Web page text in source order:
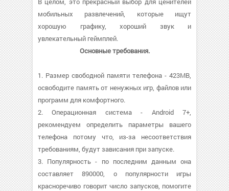
мобильных развлечений, которые ищут
хорошую графику, хороший звук и
увлекательный геймплей.
Основные требования.
1. Размер свободной памяти телефона - 423MB,
освободите память от ненужных игр, файлов или
программ для комфортного.
2. Операционная система - Android 7+,
рекомендуем определить параметры вашего
телефона потому что, из-за несоответствия
требованиям, будут зависания при запуске.
3. Популярность - по последним данным она
составляет 890000, о популярности игры
красноречиво говорит число запусков, помогите